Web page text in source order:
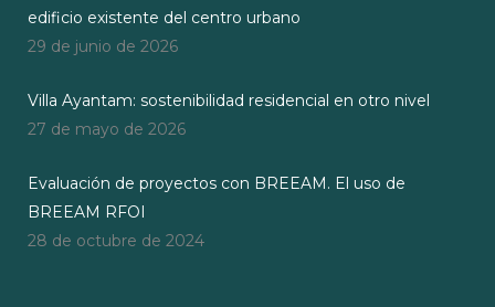
edificio existente del centro urbano
29 de junio de 2026
Villa Ayantam: sostenibilidad residencial en otro nivel
27 de mayo de 2026
Evaluación de proyectos con BREEAM. El uso de
BREEAM RFOI
28 de octubre de 2024